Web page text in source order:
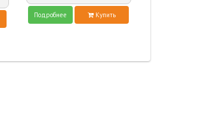
Подробнее Купить